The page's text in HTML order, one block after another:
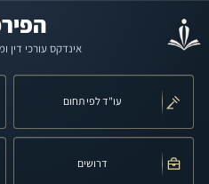
אינדקס עורכי דין
עו"ד לפי תחום
דרושים